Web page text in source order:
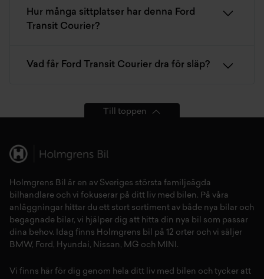
Hur många sittplatser har denna Ford
Transit Courier?
Vad får Ford Transit Courier dra för släp?
Till toppen
Holmgrens Bil är en av Sveriges största familjeägda
bilhandlare och vi fokuserar på ditt liv med bilen. På våra
anläggningar hittar du ett stort sortiment av både nya bilar och
begagnade bilar, vi hjälper dig att hitta din nya bil som passar
dina behov. Idag finns Holmgrens bil på 12 orter och vi säljer
BMW, Ford, Hyundai, Nissan , MG och MINI.
Vi finns här för dig genom hela ditt liv med bilen och tycker att